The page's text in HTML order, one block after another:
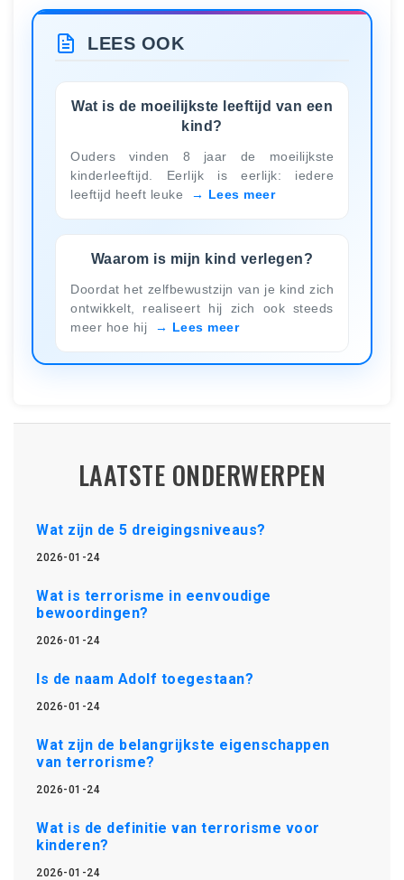
LEES OOK
Wat is de moeilijkste leeftijd van een
kind?
Ouders vinden 8 jaar de moeilijkste
kinderleeftijd. Eerlijk is eerlijk: iedere
leeftijd heeft leuke
Lees meer
Waarom is mijn kind verlegen?
Doordat het zelfbewustzijn van je kind zich
ontwikkelt, realiseert hij zich ook steeds
meer hoe hij
Lees meer
LAATSTE ONDERWERPEN
Wat zijn de 5 dreigingsniveaus?
2026-01-24
Wat is terrorisme in eenvoudige
bewoordingen?
2026-01-24
Is de naam Adolf toegestaan?
2026-01-24
Wat zijn de belangrijkste eigenschappen
van terrorisme?
2026-01-24
Wat is de definitie van terrorisme voor
kinderen?
2026-01-24